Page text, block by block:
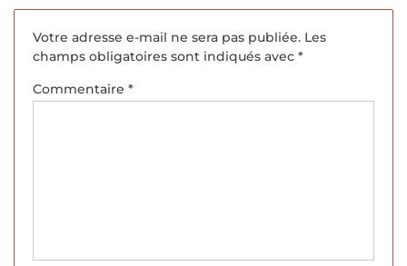
Votre adresse e-mail ne sera pas publiée. Les
champs obligatoires sont indiqués avec *
Commentaire *